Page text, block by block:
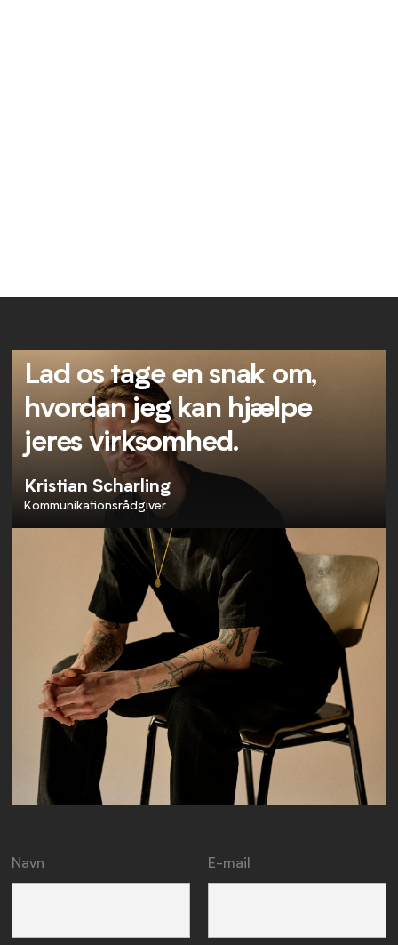
Lad os tage en snak om,
hvordan jeg kan hjælpe
jeres virksomhed.
Kristian Scharling
Kommunikationsrådgiver
Navn E-mail